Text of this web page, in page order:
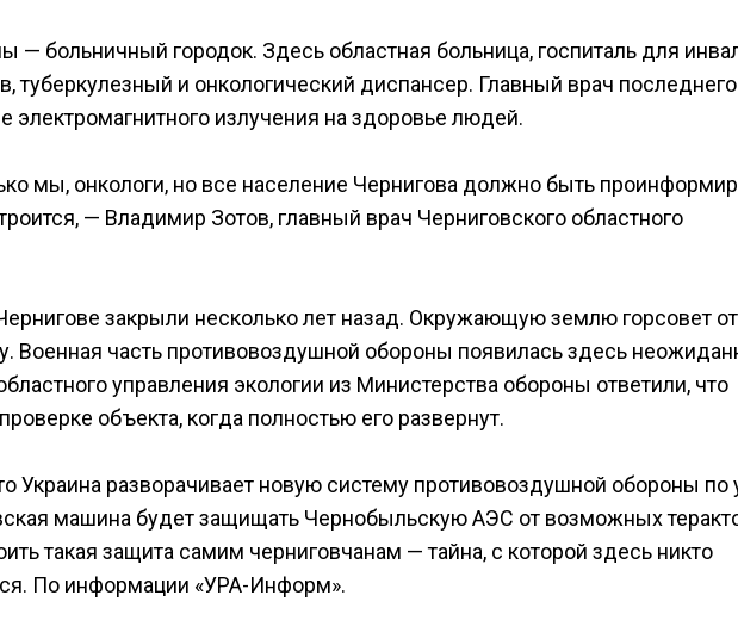
— больничный городок. Здесь областная больница, госпиталь для
туберкулезный и онкологический диспансер. Главный врач
электромагнитного излучения на здоровье людей.
мы, онкологи, но все население Чернигова должно быть
— Владимир Зотов, главный врач Черниговского областного
закрыли несколько лет назад. Окружающую землю горсовет
Военная часть противовоздушной обороны появилась здесь
управления экологии из Министерства обороны ответили, что
объекта, когда полностью его развернут.
Украина разворачивает новую систему противовоздушной обороны по
машина будет защищать Чернобыльскую АЭС от возможных
такая защита самим черниговчанам — тайна, с которой здесь никто
По информации «УРА-Информ».